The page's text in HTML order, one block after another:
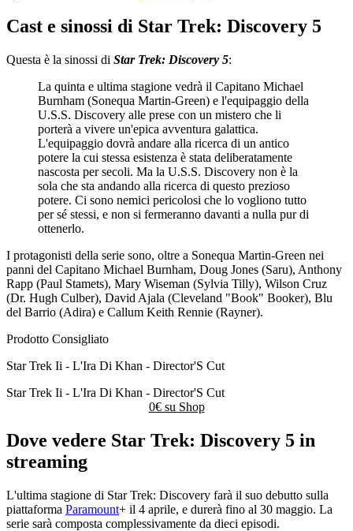
Cast e sinossi di Star Trek: Discovery 5
Questa è la sinossi di Star Trek: Discovery 5:
La quinta e ultima stagione vedrà il Capitano Michael
Burnham (Sonequa Martin-Green) e l'equipaggio della
U.S.S. Discovery alle prese con un mistero che li
porterà a vivere un'epica avventura galattica.
L'equipaggio dovrà andare alla ricerca di un antico
potere la cui stessa esistenza è stata deliberatamente
nascosta per secoli. Ma la U.S.S. Discovery non è la
sola che sta andando alla ricerca di questo prezioso
potere. Ci sono nemici pericolosi che lo vogliono tutto
per sé stessi, e non si fermeranno davanti a nulla pur di
ottenerlo.
I protagonisti della serie sono, oltre a Sonequa Martin-Green nei
panni del Capitano Michael Burnham, Doug Jones (Saru), Anthony
Rapp (Paul Stamets), Mary Wiseman (Sylvia Tilly), Wilson Cruz
(Dr. Hugh Culber), David Ajala (Cleveland "Book" Booker), Blu
del Barrio (Adira) e Callum Keith Rennie (Rayner).
Prodotto Consigliato
Star Trek Ii - L'Ira Di Khan - Director'S Cut
Star Trek Ii - L'Ira Di Khan - Director'S Cut
0€ su Shop
Dove vedere Star Trek: Discovery 5 in
streaming
L'ultima stagione di Star Trek: Discovery farà il suo debutto sulla
piattaforma Paramount+ il 4 aprile, e durerà fino al 30 maggio. La
serie sarà composta complessivamente da dieci episodi.